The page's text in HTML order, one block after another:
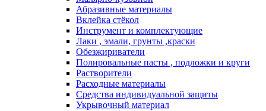
Абразивные материалы
Вклейка стёкол
Инструмент и комплектующие
Лаки , эмали, грунты ,краски
Обезжириватели
Полировальные пасты , подложки и круги
Растворители
Расходные материалы
Средства индивидуальной защиты
Укрывочный материал